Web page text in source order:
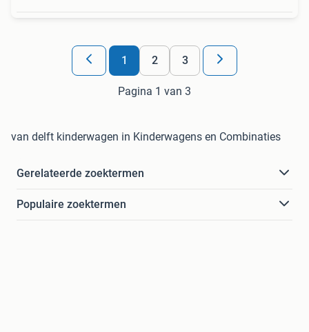
1 2 3
Pagina 1 van 3
van delft kinderwagen in Kinderwagens en Combinaties
Gerelateerde zoektermen
Populaire zoektermen